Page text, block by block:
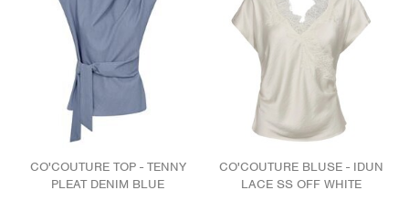
CO'COUTURE TOP - TENNY
PLEAT DENIM BLUE
CO'COUTURE BLUSE - IDUN
LACE SS OFF WHITE